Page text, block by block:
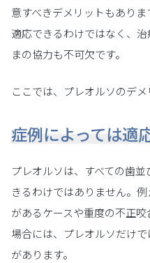
意すべきデメリットもあり
適応できるわけではなく、
まの協力も不可欠です。
ここでは、プレオルソのデ
症例によっては適
プレオルソは、すべての歯
きるわけではありません。
があるケースや重度の不正
場合には、プレオルソだけ
があります。